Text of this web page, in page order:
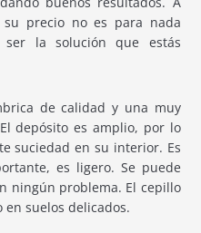
su precio no es para nada
la solución que estás
de calidad y una muy
depósito es amplio, por lo
suciedad en su interior. Es
es ligero. Se puede
ningún problema. El cepillo
suelos delicados.